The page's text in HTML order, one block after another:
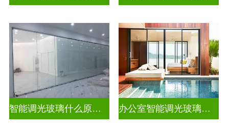
智能调光玻璃什么原理好一点 办公室智能调光玻璃门图片